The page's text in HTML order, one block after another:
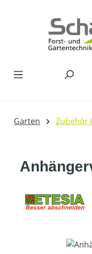
Garten Zubehör
Bildergalerie